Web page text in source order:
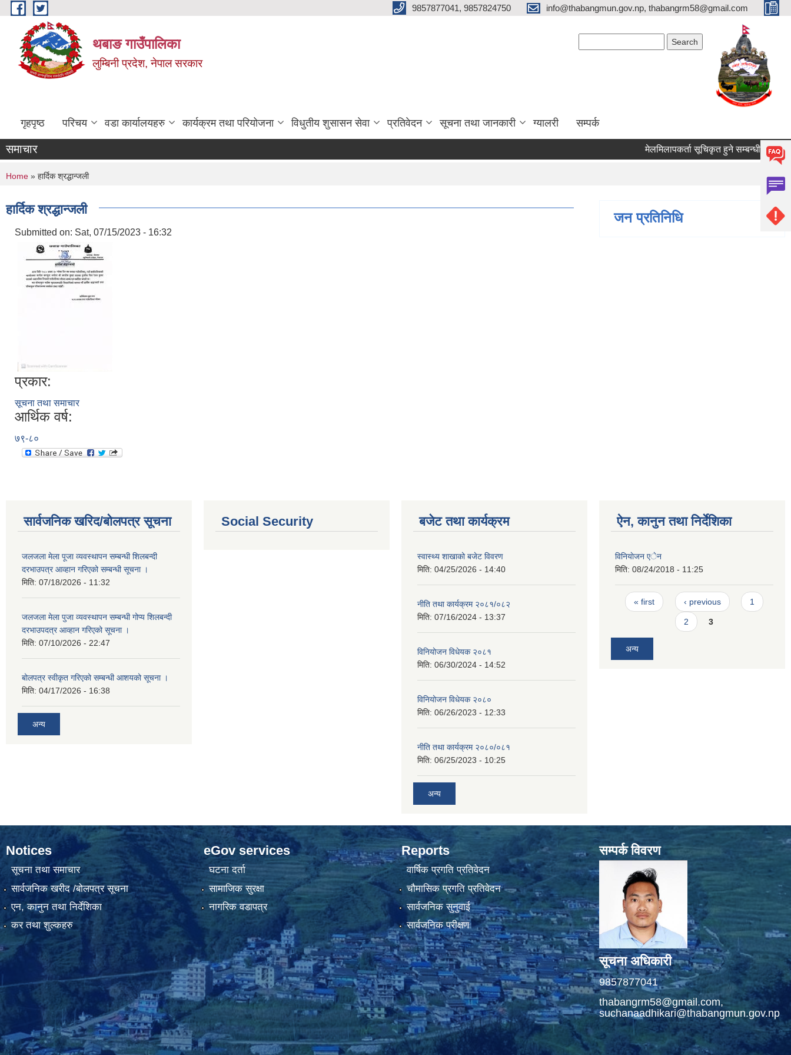
Skip to main content 9857877041, 9857824750 info@thabangmun.gov.np, thabangrm58@gmail.com
थबाङ गाउँपालिका
लुम्बिनी प्रदेश, नेपाल सरकार
गृहपृष्ठ परिचय वडा कार्यालयहरु कार्यक्रम तथा परियोजना विधुतीय शुसासन सेवा प्रतिवेदन सूचना तथा जानकारी ग्यालरी सम्पर्क
समाचार मेलमिलापकर्ता सूचिकृत हुने सम्बन्धी सूचना ।
You are here
Home » हार्दिक श्रद्धान्जली
हार्दिक श्रद्धान्जली
Submitted on: Sat, 07/15/2023 - 16:32
प्रकार:
सूचना तथा समाचार
आर्थिक वर्ष:
७९-८०
जन प्रतिनिधि
सार्वजनिक खरिद/बोलपत्र सूचना
जलजला मेला पूजा व्यवस्थापन सम्बन्धी शिलबन्दी
दरभाउपत्र आव्हान गरिएको सम्बन्धी सूचना ।
मिति: 07/18/2026 - 11:32
जलजला मेला पुजा व्यवस्थापन सम्बन्धी गोप्य शिलबन्दी
दरभाउपदत्र आव्हान गरिएको सूचना ।
मिति: 07/10/2026 - 22:47
बोलपत्र स्वीकृत गरिएको सम्बन्धी आशयको सूचना ।
मिति: 04/17/2026 - 16:38
अन्य
Social Security बजेट तथा कार्यक्रम
स्वास्थ्य शाखाको बजेट विवरण
मिति: 04/25/2026 - 14:40
नीति तथा कार्यक्रम २०८१/०८२
मिति: 07/16/2024 - 13:37
विनियोजन विधेयक २०८१
मिति: 06/30/2024 - 14:52
विनियोजन विधेयक २०८०
मिति: 06/26/2023 - 12:33
नीति तथा कार्यक्रम २०८०/०८१
मिति: 06/25/2023 - 10:25
अन्य
ऐन, कानुन तथा निर्देशिका
विनियाेजन एेन
मिति: 08/24/2018 - 11:25
Pages
« first ‹ previous 1
2 3
अन्य
Notices
सूचना तथा समाचार
सार्वजनिक खरीद /बोलपत्र सूचना
एन, कानुन तथा निर्देशिका
कर तथा शुल्कहरु
eGov services
घटना दर्ता
सामाजिक सुरक्षा
नागरिक वडापत्र
Reports
वार्षिक प्रगति प्रतिवेदन
चौमासिक प्रगति प्रतिवेदन
सार्वजनिक सुनुवाई
सार्वजनिक परीक्षण
सम्पर्क विवरण
सूचना अधिकारी
9857877041
thabangrm58@gmail.com,
suchanaadhikari@thabangmun.gov.np